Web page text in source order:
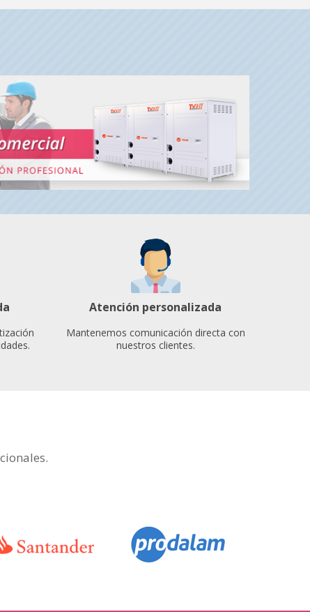
Atención personalizada
Mantenemos comunicación directa con
nuestros clientes.